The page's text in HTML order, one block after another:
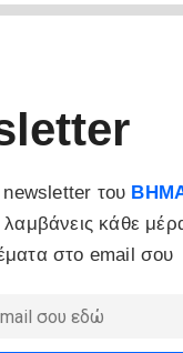
του
λαμβάνεις κάθε
στο email σου